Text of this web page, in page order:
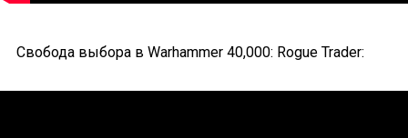
Свобода выбора в Warhammer 40,000: Rogue Trader: